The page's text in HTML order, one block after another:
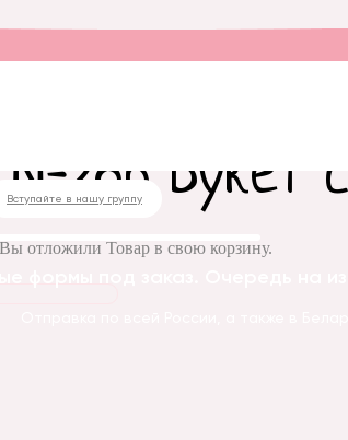
Вступайте в нашу группу
Вы отложилиТовар в свою корзину.
Букет